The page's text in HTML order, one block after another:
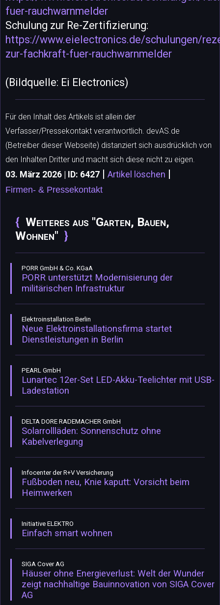
fuer-rauchwarnmelder
Schulung zur Re-Zertifizierung:
https://www.eielectronics.de/schulungen/
zur-fachkraft-fuer-rauchwarnmelder
(Bildquelle: Ei Electronics)
Für den Inhalt des Artikels ist allein der
Verfasser/Pressekontakt verantwortlich. devAS.de
(Betreiber dieser Webseite) distanziert sich ausdrücklich von
den Inhalten Dritter und macht sich diese nicht zu eigen.
03. März 2026 | ID: 6427 | Artikel löschen |
Firmen- & Pressekontakt
Weiteres aus "Garten, Bauen,
Wohnen"
PORR GmbH & Co. KGaA
PORR unterstützt Modernisierung der
militärischen Infrastruktur
Elektroinstallation Berlin
Neue Elektroinstallationsfirma startet
Dienstleistungen in Berlin
PEARL GmbH
Lunartec 12er-Set LED-Akku-Teelichter mit USB-
Ladestation
DELTA DORE RADEMACHER GmbH
Solarrollläden: Sonnenschutz ohne
Kabelverlegung
Infocenter der R+V Versicherung
Fußboden neu, Knie kaputt: Vorsicht beim
Heimwerken
Initiative ELEKTRO
Einfach smart wohnen
SIGA Cover AG
Häuser ohne Energieverlust: Welt der Wunder
zeigt nachhaltige Bauinnovation von SIGA Cover
AG